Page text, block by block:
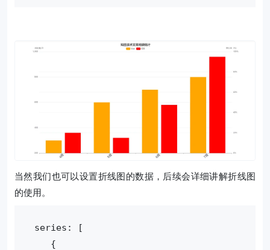
当然我们也可以设置折线图的数据，后续会详细讲解折线图
的使用。
series: [
{